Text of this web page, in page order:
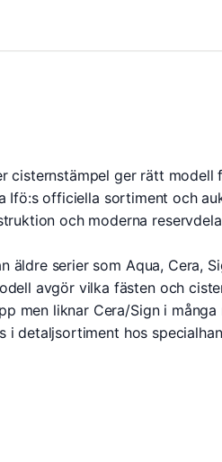
cisternstämpel ger rätt modell
Ifö:s officiella sortiment och
och moderna
äldre serier som Aqua, Cera,
avgör vilka fästen och
men liknar Cera/Sign i många
i detaljsortiment hos